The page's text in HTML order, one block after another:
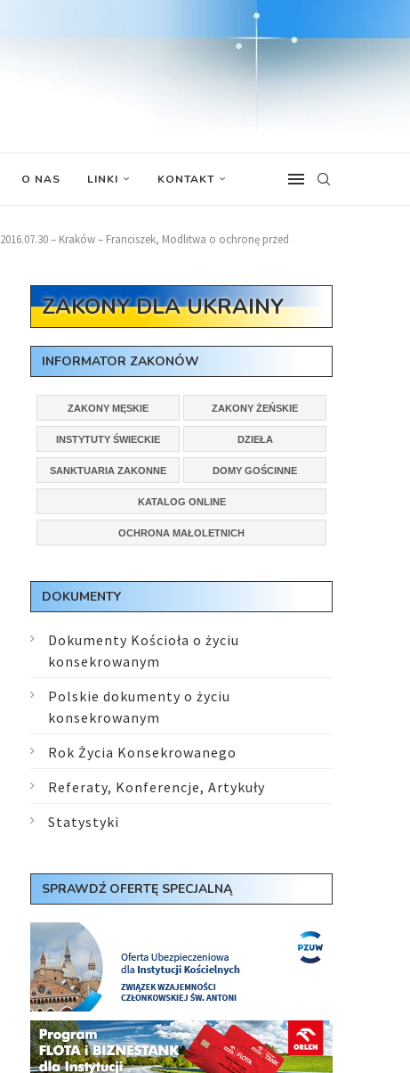
O NAS LINKI KONTAKT
2016.07.30 – Kraków – Franciszek, Modlitwa o ochronę przed
ZAKONY DLA UKRAINY
INFORMATOR ZAKONÓW
ZAKONY MĘSKIE ZAKONY ŻEŃSKIE
INSTYTUTY ŚWIECKIE DZIEŁA
SANKTUARIA ZAKONNE DOMY GOŚCINNE
KATALOG ONLINE
OCHRONA MAŁOLETNICH
DOKUMENTY
Dokumenty Kościoła o życiu
konsekrowanym
Polskie dokumenty o życiu
konsekrowanym
Rok Życia Konsekrowanego
Referaty, Konferencje, Artykuły
Statystyki
SPRAWDŹ OFERTĘ SPECJALNĄ